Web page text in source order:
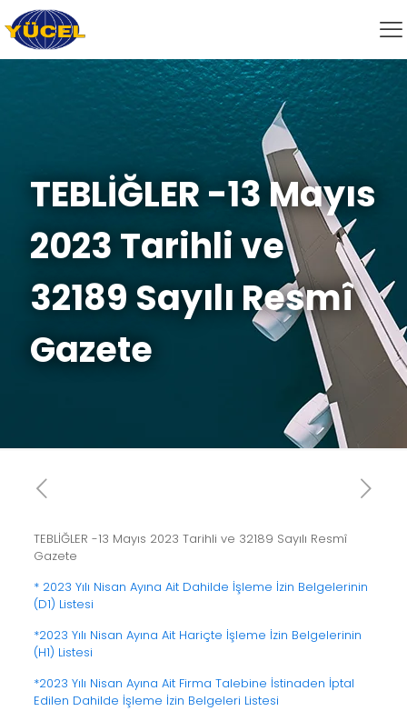
TEBLİĞLER -13 Mayıs
2023 Tarihli ve
32189 Sayılı Resmî
Gazete
TEBLİĞLER -13 Mayıs 2023 Tarihli ve 32189 Sayılı Resmî
Gazete
* 2023 Yılı Nisan Ayına Ait Dahilde İşleme İzin Belgelerinin
(D1) Listesi
*2023 Yılı Nisan Ayına Ait Hariçte İşleme İzin Belgelerinin
(H1) Listesi
*2023 Yılı Nisan Ayına Ait Firma Talebine İstinaden İptal
Edilen Dahilde İşleme İzin Belgeleri Listesi